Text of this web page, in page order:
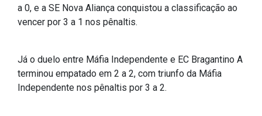
Publicações
Recursos Humanos
Processo Seletivo
a 0, e a SE Nova Aliança conquistou a classificação ao
vencer por 3 a 1 nos pênaltis.
Já o duelo entre Máfia Independente e EC Bragantino A
terminou empatado em 2 a 2, com triunfo da Máfia
Independente nos pênaltis por 3 a 2.